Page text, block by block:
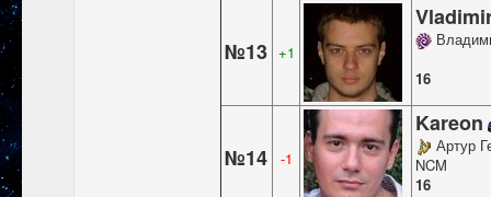
№13 +1
16
№14 -1
Kareon
Артур
NCM
16